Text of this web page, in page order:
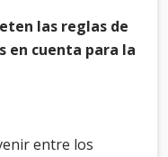
las reglas de
en cuenta para la
entre los